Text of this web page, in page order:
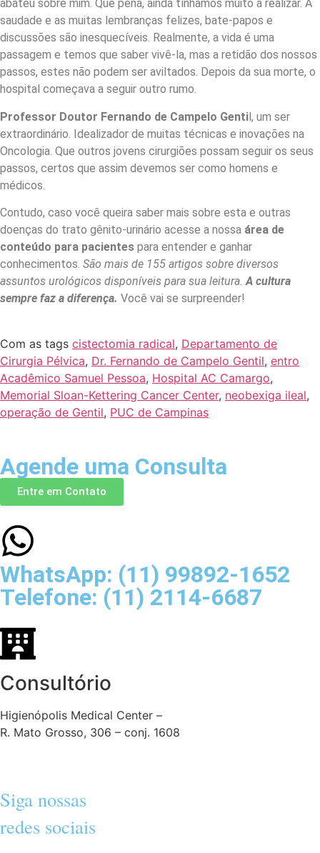
abateu sobre mim. Que pena, ainda tínhamos muito a realizar. A
saudade e as muitas lembranças felizes, bate-papos e
discussões são inesquecíveis. Realmente, a vida é uma
passagem e temos que saber vivê-la, mas a retidão dos nossos
passos, estes não podem ser aviltados. Depois da sua morte, o
hospital começava a seguir outro rumo.
Professor Doutor Fernando de Campelo Gentil, um ser
extraordinário. Idealizador de muitas técnicas e inovações na
Oncologia. Que outros jovens cirurgiões possam seguir os seus
passos, certos que assim devemos ser como homens e
médicos.
Contudo, caso você queira saber mais sobre esta e outras
doenças do trato gênito-urinário acesse a nossa área de
conteúdo para pacientes para entender e ganhar
conhecimentos. São mais de 155 artigos sobre diversos
assuntos urológicos disponíveis para sua leitura.A cultura
sempre faz a diferença. Você vai se surpreender!
Com as tags cistectomia radical, Departamento de
Cirurgia Pélvica, Dr. Fernando de Campelo Gentil, entro
Acadêmico Samuel Pessoa, Hospital AC Camargo,
Memorial Sloan-Kettering Cancer Center, neobexiga ileal,
operação de Gentil, PUC de Campinas
Agende uma Consulta
Entre em Contato
WhatsApp: (11) 99892-1652
Telefone: (11) 2114-6687
Consultório
Higienópolis Medical Center –
R. Mato Grosso, 306 – conj. 1608
Siga nossas
redes sociais